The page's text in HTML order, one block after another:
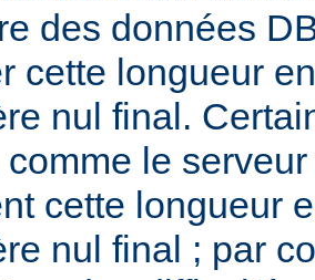
des données
cette longueur
nul final.
comme le
cette longueur
nul final ; par